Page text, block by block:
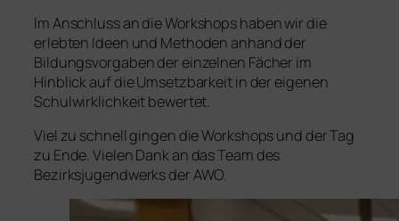
Im Anschluss an die Workshops haben wir die
erlebten Ideen und Methoden anhand der
Bildungsvorgaben der einzelnen Fächer im
Hinblick auf die Umsetzbarkeit in der eigenen
Schulwirklichkeit bewertet.
Viel zu schnell gingen die Workshops und der Tag
zu Ende. Vielen Dank an das Team des
Bezirksjugendwerks der AWO.